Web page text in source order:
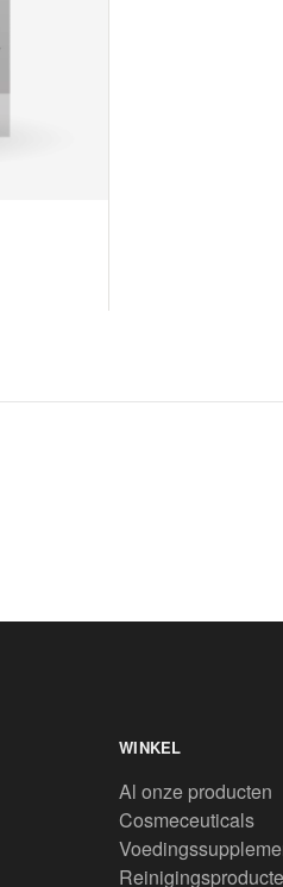
WINKEL
Al onze producten
Cosmeceuticals